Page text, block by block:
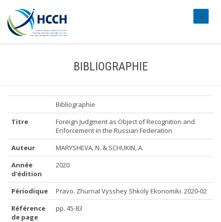
BIBLIOGRAPHIE
Bibliographie
Titre
Foreign Judgment as Object of Recognition and
Enforcement in the Russian Federation
Auteur
MARYSHEVA, N. & SCHUKIN, A.
Année
d'édition
2020
Périodique
Pravo. Zhurnal Vysshey Shkoly Ekonomiki. 2020-02
Référence
de page
pp. 45-83